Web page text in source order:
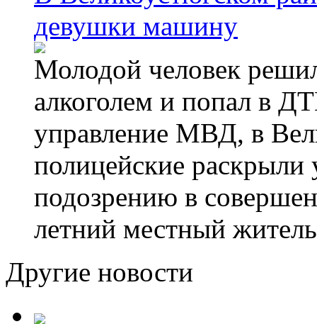
девушки машину
Молодой человек
алкоголем и попал в
управление МВД, в
полицейские
подозрению в
летний местный
Другие новости